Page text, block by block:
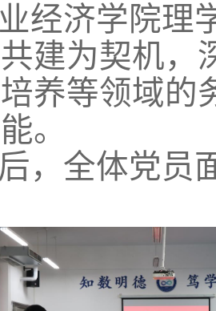
经济学院理
建为契机，
养等领域的
。
，全体党员